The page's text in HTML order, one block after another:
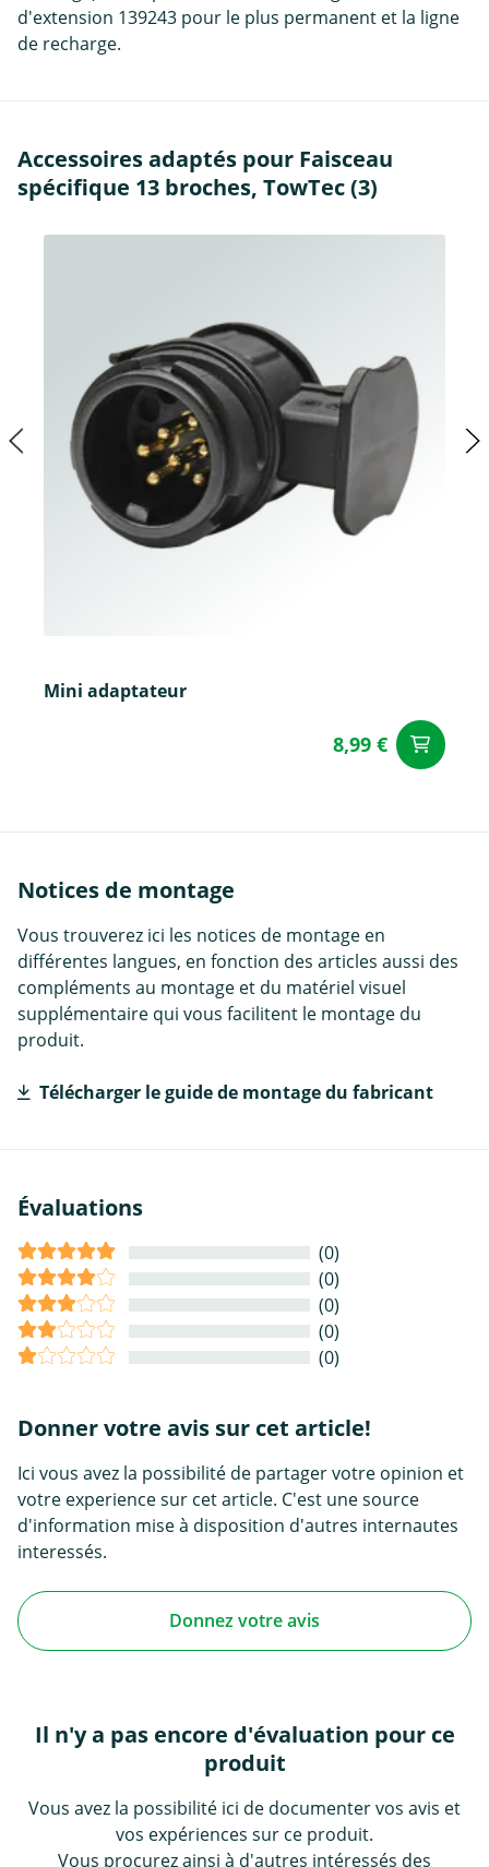
d'extension 139243 pour le plus permanent et la ligne
de recharge.
Accessoires adaptés pour Faisceau
spécifique 13 broches, TowTec (3)
Mini adaptateur
8,99 €
Notices de montage
Vous trouverez ici les notices de montage en
différentes langues, en fonction des articles aussi des
compléments au montage et du matériel visuel
supplémentaire qui vous facilitent le montage du
produit.
Télécharger le guide de montage du fabricant
Évaluations
(0)
(0)
(0)
(0)
(0)
Donner votre avis sur cet article!
Ici vous avez la possibilité de partager votre opinion et
votre experience sur cet article. C'est une source
d'information mise à disposition d'autres internautes
interessés.
Donnez votre avis
Il n'y a pas encore d'évaluation pour ce
produit
Vous avez la possibilité ici de documenter vos avis et
vos expériences sur ce produit.
Vous procurez ainsi à d'autres intéressés des